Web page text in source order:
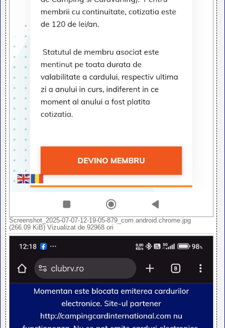
Screenshot_2025-07-07-12-19-05-879_com.android.chrome.jpg
(266.09 KiB) Vizualizat de 92968 ori